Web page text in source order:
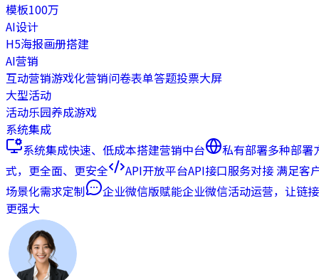
模板100万
AI设计
H5海报画册搭建
AI营销
互动营销游戏化营销问卷表单答题投票大屏
大型活动
活动乐园养成游戏
系统集成
系统集成快速、低成本搭建营销中台 私有部署多种部署
式，更全面、更安全
API开放平台API接口服务对接 满足客
场景化需求定制
企业微信版赋能企业微信活动运营，让链接
更强大